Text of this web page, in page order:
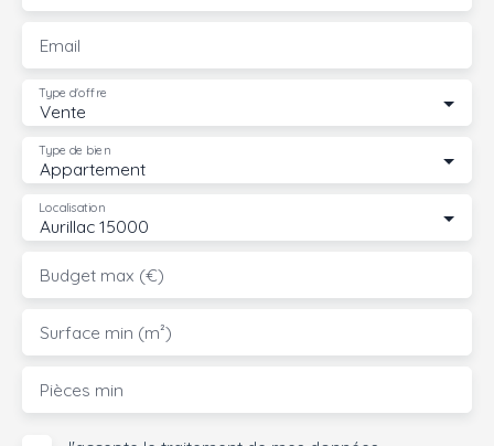
Email
Vente
Type d'offre
Appartement
Type de bien
Aurillac 15000
Localisation
Budget max (€)
Surface min (m²)
Pièces min